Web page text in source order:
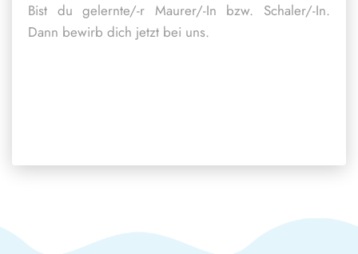
Bist du gelernte/-r Maurer/-In bzw. Schaler/-In.
Dann bewirb dich jetzt bei uns.